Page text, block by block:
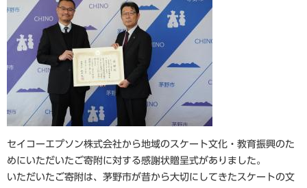
セイコーエプソン株式会社から地域のスケート文化・教育振興のた
めにいただいたご寄附に対する感謝状贈呈式がありました。
いただいたご寄附は、茅野市が昔から大切にしてきたスケートの文